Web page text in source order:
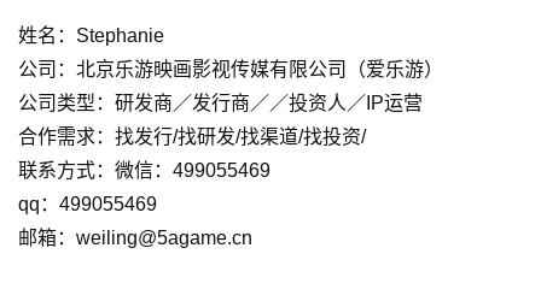
3
0
日
游
茶
对
姓名：Stephanie
公司：北京乐游映画影视传媒有限公司（爱乐游）
公司类型：研发商／发行商／／投资人／IP运营
合作需求：找发行/找研发/找渠道/找投资/
联系方式：微信：499055469
qq：499055469
邮箱：weiling@5agame.cn